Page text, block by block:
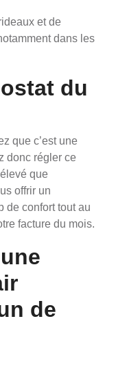
et de
dans les
du
que c’est une
donc régler ce
que
offrir un
de confort tout au
facture du mois.
de